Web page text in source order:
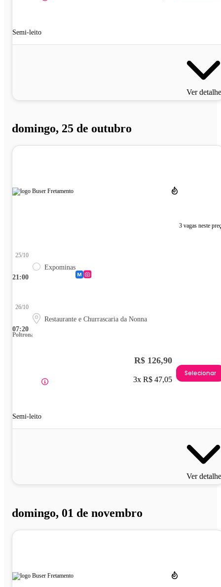
Semi-leito
Ver
domingo, 25 de outubro
3 vagas neste
21:00
25/10
Expominas
07:20
26/10
Restaurante e Churrascaria da Nonna
Poltrona
Semi-leito
R$ 126,90
3x R$ 47,05
Selecionar
Ver
domingo, 01 de novembro